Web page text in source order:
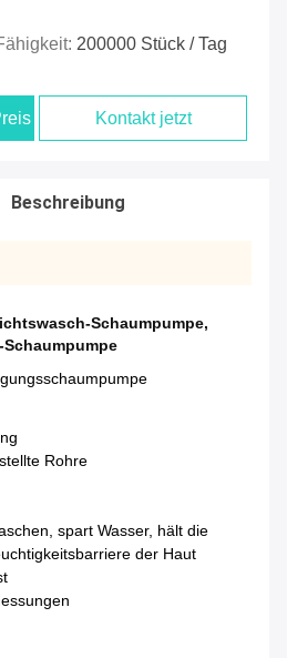
200000 Stück / Tag
Kontakt jetzt
Beschreibung
Schaumpumpe,
Rohre
spart Wasser, hält die
der Haut